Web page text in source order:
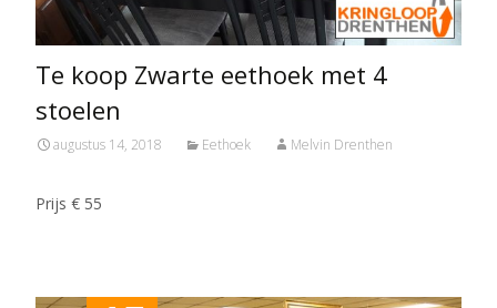
Te koop Zwarte eethoek met 4
stoelen
augustus 14, 2018 Eethoek Melvin Drenthen
Prijs € 55